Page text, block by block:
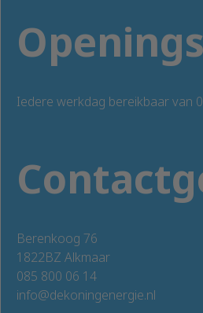
Berenkoog 76
1822BZ Alkmaar
085 800 06 14
info@dekoningenergie.nl
Iedere werkdag bereikbaar van